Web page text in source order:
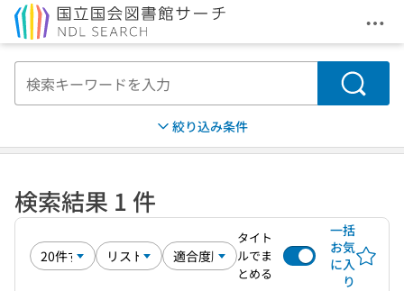
メ
検索
絞り込み条件
検索結果 1 件
タイト
ルでま
とめる
一括
お気
に入
り